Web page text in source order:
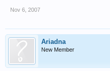
Nov 6, 2007
Ariadna
New Member